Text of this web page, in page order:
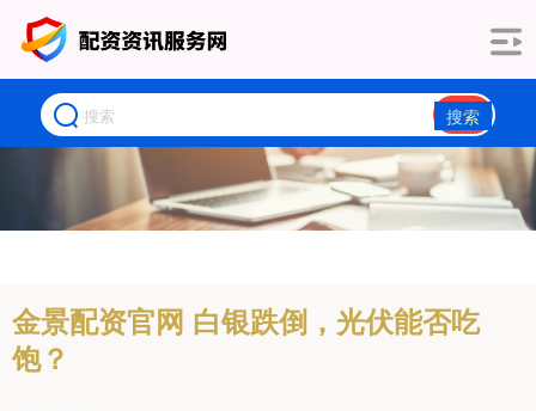
搜索
金景配资官网 白银跌倒，光伏能否吃
饱？